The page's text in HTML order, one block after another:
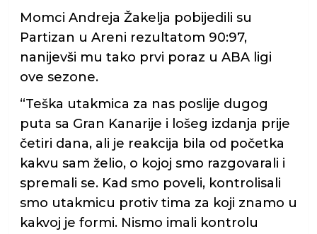
Momci Andreja Žakelja pobijedili su
Partizan u Areni rezultatom 90:97,
nanijevši mu tako prvi poraz u ABA ligi
ove sezone.
“Teška utakmica za nas poslije dugog
puta sa Gran Kanarije i lošeg izdanja prije
četiri dana, ali je reakcija bila od početka
kakvu sam želio, o kojoj smo razgovarali i
spremali se. Kad smo poveli, kontrolisali
smo utakmicu protiv tima za koji znamo u
kakvoj je formi. Nismo imali kontrolu